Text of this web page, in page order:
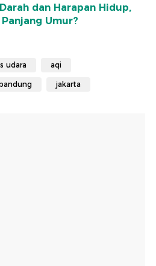
dan Harapan Hidup,
Umur?
udara aqi
bandung jakarta